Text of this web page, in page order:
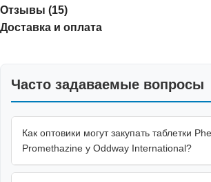
Отзывы (15)
Доставка и оплата
Часто задаваемые вопросы
Как оптовики могут закупать таблетки
Promethazine у Oddway International?